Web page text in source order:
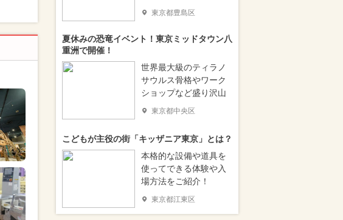
東京都豊島区
夏休みの恐竜イベント！東京ミッドタウン八
重洲で開催！
世界最大級のティラノ
サウルス骨格やワーク
ショップなど盛り沢山
東京都中央区
こどもが主役の街「キッザニア東京」とは？
本格的な設備や道具を
使ってできる体験や入
場方法をご紹介！
東京都江東区